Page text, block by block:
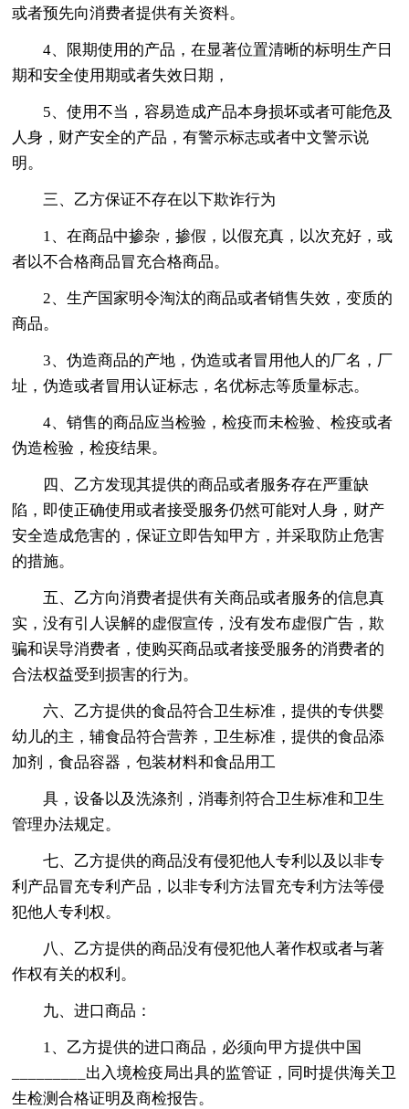
或者预先向消费者提供有关资料。
4、限期使用的产品，在显著位置清晰的标明生产日
期和安全使用期或者失效日期，
5、使用不当，容易造成产品本身损坏或者可能危及
人身，财产安全的产品，有警示标志或者中文警示说
明。
三、乙方保证不存在以下欺诈行为
1、在商品中掺杂，掺假，以假充真，以次充好，或
者以不合格商品冒充合格商品。
2、生产国家明令淘汰的商品或者销售失效，变质的
商品。
3、伪造商品的产地，伪造或者冒用他人的厂名，厂
址，伪造或者冒用认证标志，名优标志等质量标志。
4、销售的商品应当检验，检疫而未检验、检疫或者
伪造检验，检疫结果。
四、乙方发现其提供的商品或者服务存在严重缺
陷，即使正确使用或者接受服务仍然可能对人身，财产
安全造成危害的，保证立即告知甲方，并采取防止危害
的措施。
五、乙方向消费者提供有关商品或者服务的信息真
实，没有引人误解的虚假宣传，没有发布虚假广告，欺
骗和误导消费者，使购买商品或者接受服务的消费者的
合法权益受到损害的行为。
六、乙方提供的食品符合卫生标准，提供的专供婴
幼儿的主，辅食品符合营养，卫生标准，提供的食品添
加剂，食品容器，包装材料和食品用工
具，设备以及洗涤剂，消毒剂符合卫生标准和卫生
管理办法规定。
七、乙方提供的商品没有侵犯他人专利以及以非专
利产品冒充专利产品，以非专利方法冒充专利方法等侵
犯他人专利权。
八、乙方提供的商品没有侵犯他人著作权或者与著
作权有关的权利。
九、进口商品：
1、乙方提供的进口商品，必须向甲方提供中国
_________出入境检疫局出具的监管证，同时提供海关卫
生检测合格证明及商检报告。